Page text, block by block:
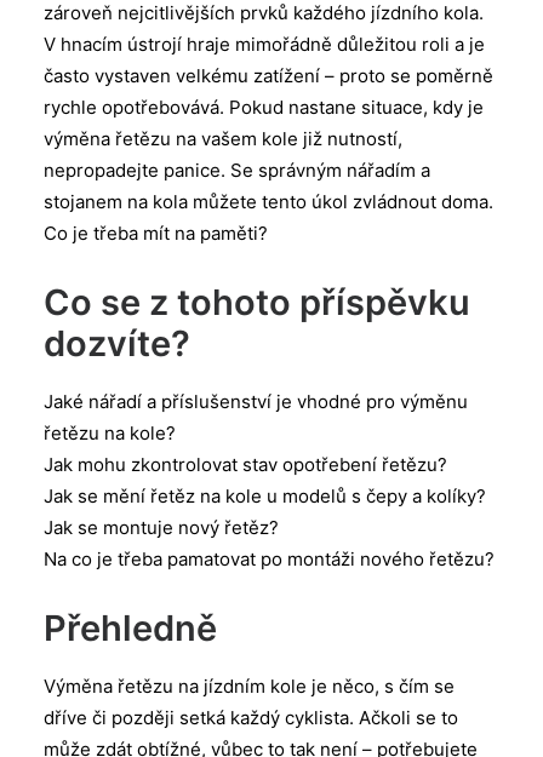
zároveň nejcitlivějších prvků každého jízdního kola.
V hnacím ústrojí hraje mimořádně důležitou roli a je
často vystaven velkému zatížení – proto se poměrně
rychle opotřebovává. Pokud nastane situace, kdy je
výměna řetězu na vašem kole již nutností,
nepropadejte panice. Se správným nářadím a
stojanem na kola můžete tento úkol zvládnout doma.
Co je třeba mít na paměti?
Co se z tohoto příspěvku
dozvíte?
Jaké nářadí a příslušenství je vhodné pro výměnu
řetězu na kole?
Jak mohu zkontrolovat stav opotřebení řetězu?
Jak se mění řetěz na kole u modelů s čepy a kolíky?
Jak se montuje nový řetěz?
Na co je třeba pamatovat po montáži nového řetězu?
Přehledně
Výměna řetězu na jízdním kole je něco, s čím se
dříve či později setká každý cyklista. Ačkoli se to
může zdát obtížné, vůbec to tak není – potřebujete